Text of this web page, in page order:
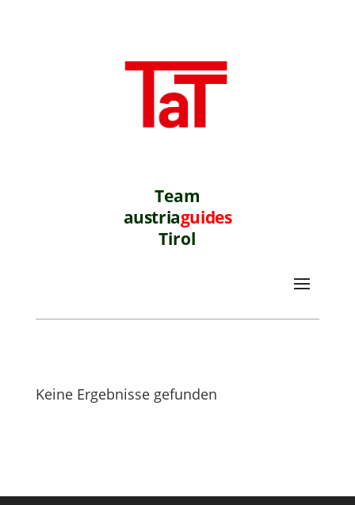
Team
austriaguides
Tirol
Keine Ergebnisse gefunden